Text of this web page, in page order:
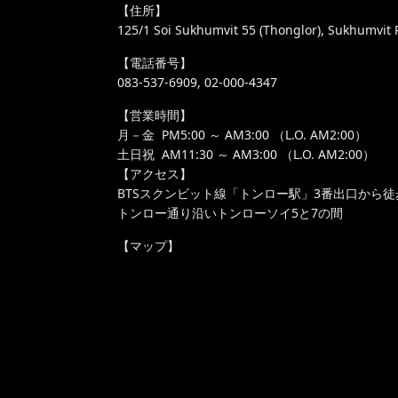
【住所】
125/1 Soi Sukhumvit 55 (Thonglor), Sukhumvit
【電話番号】
083-537-6909, 02-000-4347
【営業時間】
月－金 PM5:00 ～ AM3:00 （L.O. AM2:00）
土日祝 AM11:30 ～ AM3:00 （L.O. AM2:00）
【アクセス】
BTSスクンビット線「トンロー駅」3番出口から
トンロー通り沿いトンローソイ5と7の間
【マップ】